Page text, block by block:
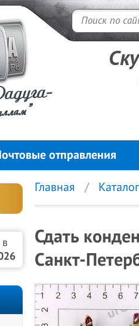
отправления
Главная Каталог
Сдать
Санкт-